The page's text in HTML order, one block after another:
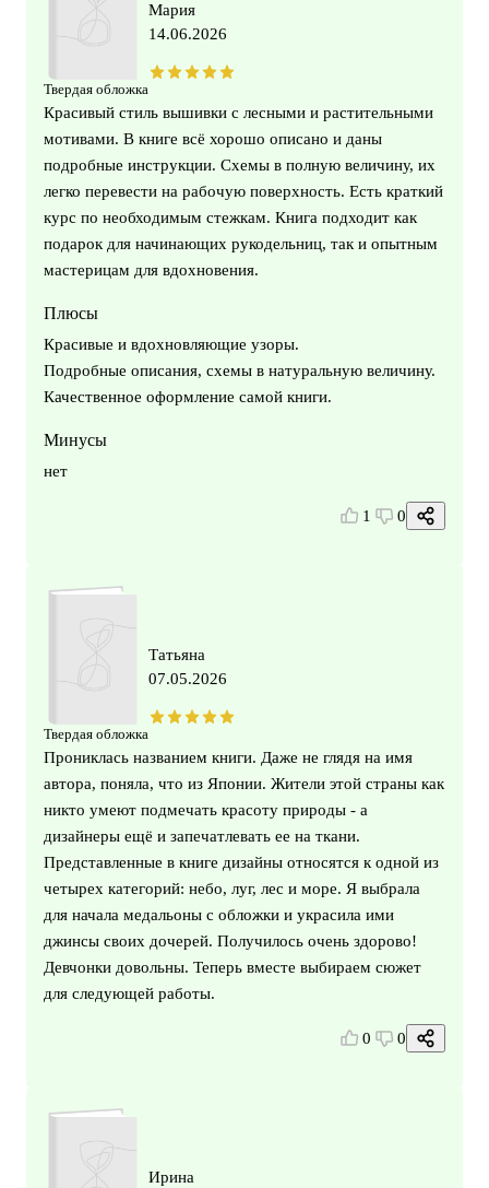
Твердая обложка
Мария
14.06.2026
Красивый стиль вышивки с лесными и растительными
мотивами. В книге всё хорошо описано и даны
подробные инструкции. Схемы в полную величину, их
легко перевести на рабочую поверхность. Есть краткий
курс по необходимым стежкам. Книга подходит как
подарок для начинающих рукодельниц, так и опытным
мастерицам для вдохновения.
Плюсы
Красивые и вдохновляющие узоры.
Подробные описания, схемы в натуральную величину.
Качественное оформление самой книги.
Минусы
нет
1 0
Твердая обложка
Татьяна
07.05.2026
Прониклась названием книги. Даже не глядя на имя
автора, поняла, что из Японии. Жители этой страны как
никто умеют подмечать красоту природы - а
дизайнеры ещё и запечатлевать ее на ткани.
Представленные в книге дизайны относятся к одной из
четырех категорий: небо, луг, лес и море. Я выбрала
для начала медальоны с обложки и украсила ими
джинсы своих дочерей. Получилось очень здорово!
Девчонки довольны. Теперь вместе выбираем сюжет
для следующей работы.
0 0
Ирина